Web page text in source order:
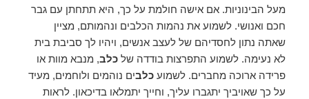
מעל הבינוניות. אם אישה חולמת על כך, היא תתחתן עם גבר
חכם ואנושי. לשמוע את נהמות הכלבים ונהמותם, מציין
שאתה נתון לחסדיהם של לעצב אנשים, ויהיו לך סביבת בית
לא נעימה. לשמוע התפרצות בודדה שלכלב, מנבא מוות או
פרידה ארוכה מחברים. לשמועכלבים נוהמים ולוחמים, מעיד
על כך שאויביך יתגברו עליך, וחייך יתמלאו בדיכאון. לראות